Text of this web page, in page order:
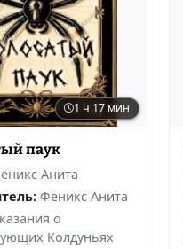
1 ч 17 мин
паук
Анита
Феникс Анита
о
Колдуньях